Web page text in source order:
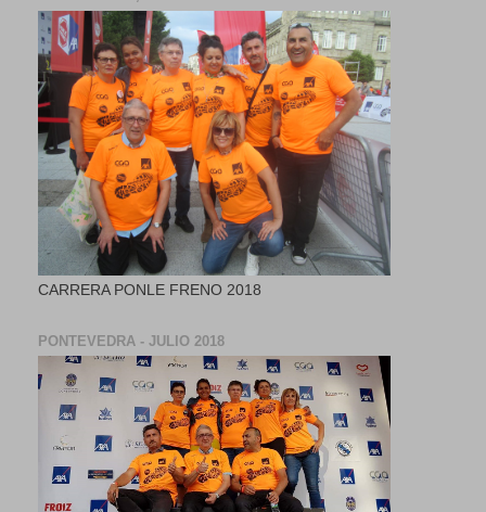
CARRERA PONLE FRENO 2018
PONTEVEDRA - JULIO 2018